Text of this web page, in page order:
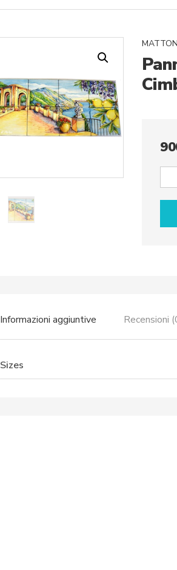
Informazioni aggiuntive Recensioni
Sizes